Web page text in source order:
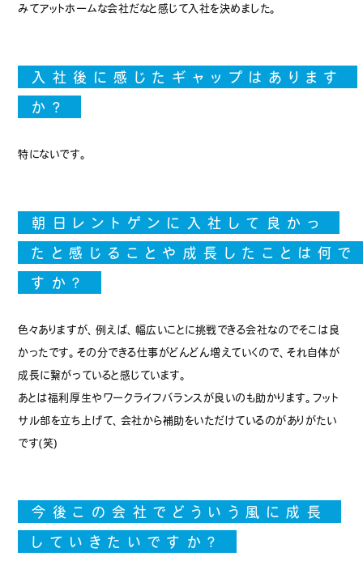
募集要項
会社情報
公式サイト
エントリー
みてアットホームな会社だなと感じて入社を決めました。
入社後に感じたギャップはあります
か？
特にないです。
朝日レントゲンに入社して良かっ
たと感じることや成長したことは何で
すか？
色々ありますが、例えば、幅広いことに挑戦できる会社なのでそこは良
かったです。その分できる仕事がどんどん増えていくので、それ自体が
成長に繋がっていると感じています。
あとは福利厚生やワークライフバランスが良いのも助かります。フット
サル部を立ち上げて、会社から補助をいただけているのがありがたい
です(笑)
今後この会社でどういう風に成長
していきたいですか？